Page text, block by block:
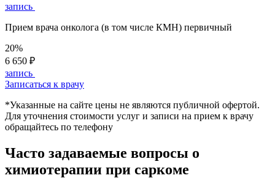
запись
Прием врача онколога (в том числе КМН) первичный
20%
6 650 ₽
запись
Записаться к врачу
*Указанные на сайте цены не являются публичной офертой.
Для уточнения стоимости услуг и записи на прием к врачу
обращайтесь по телефону
Часто задаваемые вопросы о
химиотерапии при саркоме